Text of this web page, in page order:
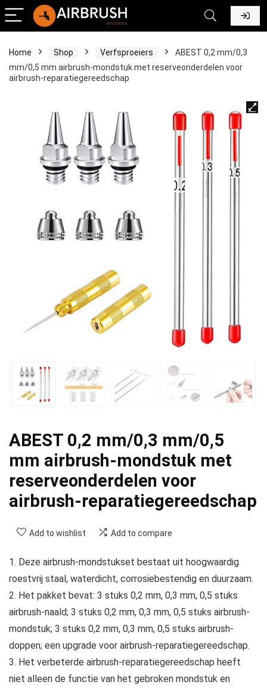
Home Shop Verfsproeiers
ABEST 0,2 mm/0,3
mm/0,5 mm airbrush-mondstuk met reserveonderdelen voor
airbrush-reparatiegereedschap
ABEST 0,2 mm/0,3 mm/0,5
mm airbrush-mondstuk met
reserveonderdelen voor
airbrush-reparatiegereedschap
Add to wishlist Add to compare
1. Deze airbrush-mondstukset bestaat uit hoogwaardig
roestvrij staal, waterdicht, corrosiebestendig en duurzaam.
2. Het pakket bevat: 3 stuks 0,2 mm, 0,3 mm, 0,5 stuks
airbrush-naald; 3 stuks 0,2 mm, 0,3 mm, 0,5 stuks airbrush-
mondstuk; 3 stuks 0,2 mm, 0,3 mm, 0,5 stuks airbrush-
doppen; een upgrade voor airbrush-reparatiegereedschap.
3. Het verbeterde airbrush-reparatiegereedschap heeft
niet alleen de functie van het gebroken mondstuk en